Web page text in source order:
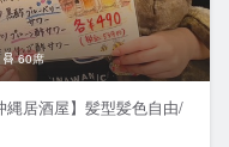
60席
居酒屋】髪型髪色自由/